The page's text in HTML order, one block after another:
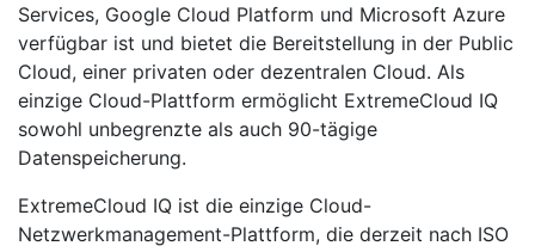
Services, Google Cloud Platform und Microsoft Azure
verfügbar ist und bietet die Bereitstellung in der Public
Cloud, einer privaten oder dezentralen Cloud. Als
einzige Cloud-Plattform ermöglicht ExtremeCloud IQ
sowohl unbegrenzte als auch 90-tägige
Datenspeicherung.
ExtremeCloud IQ ist die einzige Cloud-
Netzwerkmanagement-Plattform, die derzeit nach ISO